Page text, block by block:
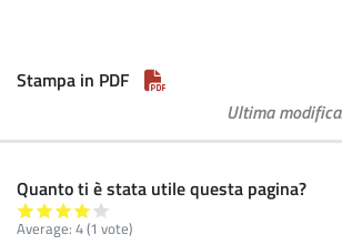
Stampa in PDF
Ultima modifica
Quanto ti è stata utile questa pagina?
Average: 4(1 vote)